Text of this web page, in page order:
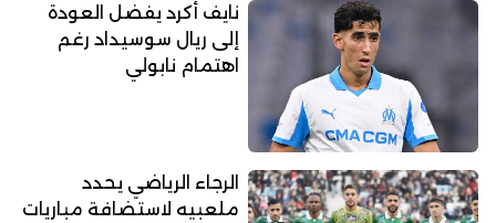
نايف أكرد يفضل العودة
إلى ريال سوسيداد رغم
اهتمام نابولي
الرجاء الرياضي يحدد
ملعبيه لاستضافة مباريات